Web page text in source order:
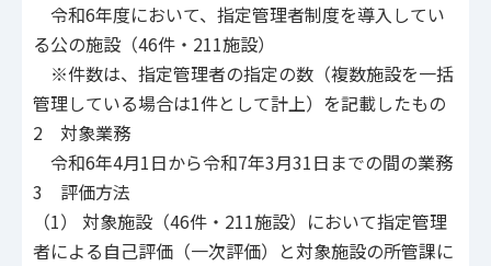
令和6年度において、指定管理者制度を導入してい
る公の施設（46件・211施設）
※件数は、指定管理者の指定の数（複数施設を一括
管理している場合は1件として計上）を記載したもの
2 対象業務
令和6年4月1日から令和7年3月31日までの間の業務
3 評価方法
（1） 対象施設（46件・211施設）において指定管理
者による自己評価（一次評価）と対象施設の所管課に